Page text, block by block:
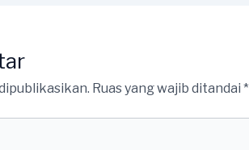
Ruas yang wajib ditandai *